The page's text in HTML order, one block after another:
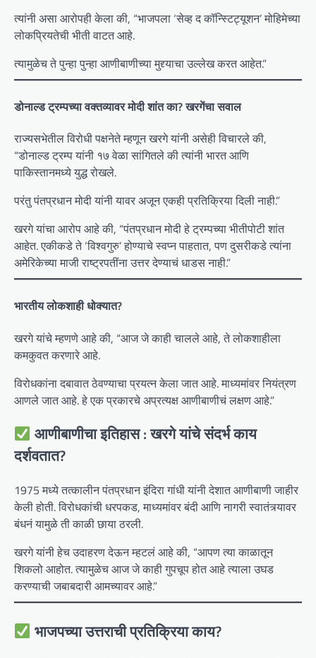
त्यांनी असा आरोपही केला की, “भाजपला ‘सेव्ह द कॉन्स्टिट्यूशन’ मोहिमेच्या
लोकप्रियतेची भीती वाटत आहे.
त्यामुळेच ते पुन्हा पुन्हा आणीबाणीच्या मुद्द्याचा उल्लेख करत आहेत.”
डोनाल्ड ट्रम्पच्या वक्तव्यावर मोदी शांत का? खरगेंचा सवाल
राज्यसभेतील विरोधी पक्षनेते म्हणून खरगे यांनी असेही विचारले की,
“डोनाल्ड ट्रम्प यांनी १७ वेळा सांगितले की त्यांनी भारत आणि
पाकिस्तानमध्ये युद्ध रोखले.
परंतु पंतप्रधान मोदी यांनी यावर अजून एकही प्रतिक्रिया दिली नाही.”
खरगे यांचा आरोप आहे की, “पंतप्रधान मोदी हे ट्रम्पच्या भीतीपोटी शांत
आहेत. एकीकडे ते ‘विश्वगुरु’ होण्याचे स्वप्न पाहतात, पण दुसरीकडे त्यांना
अमेरिकेच्या माजी राष्ट्रपतींना उत्तर देण्याचं धाडस नाही.”
भारतीय लोकशाही धोक्यात?
खरगे यांचे म्हणणे आहे की, “आज जे काही चालले आहे, ते लोकशाहीला
कमकुवत करणारे आहे.
विरोधकांना दबावात ठेवण्याचा प्रयत्न केला जात आहे. माध्यमांवर नियंत्रण
आणले जात आहे. हे एक प्रकारचे अप्रत्यक्ष आणीबाणीचं लक्षण आहे.”
आणीबाणीचा इतिहास : खरगे यांचे संदर्भ काय
दर्शवतात?
1975 मध्ये तत्कालीन पंतप्रधान इंदिरा गांधी यांनी देशात आणीबाणी जाहीर
केली होती. विरोधकांची धरपकड, माध्यमांवर बंदी आणि नागरी स्वातंत्र्यावर
बंधनं यामुळे ती काळी छाया ठरली.
खरगे यांनी हेच उदाहरण देऊन म्हटलं आहे की, “आपण त्या काळातून
शिकलो आहोत. त्यामुळेच आज जे काही गुपचूप होत आहे त्याला उघड
करण्याची जबाबदारी आमच्यावर आहे.”
भाजपच्या उत्तराची प्रतिक्रिया काय?